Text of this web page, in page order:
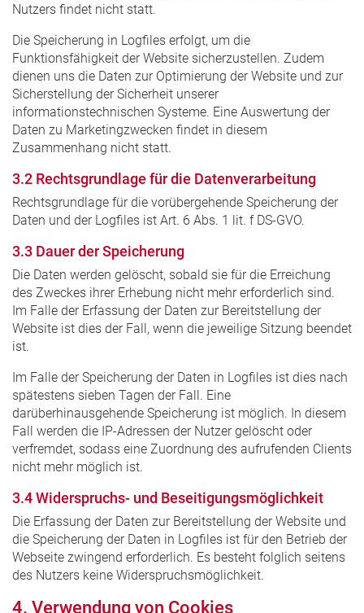
Nutzers findet nicht statt.
Die Speicherung in Logfiles erfolgt, um die
Funktionsfähigkeit der Website sicherzustellen. Zudem
dienen uns die Daten zur Optimierung der Website und zur
Sicherstellung der Sicherheit unserer
informationstechnischen Systeme. Eine Auswertung der
Daten zu Marketingzwecken findet in diesem
Zusammenhang nicht statt.
3.2 Rechtsgrundlage für die Datenverarbeitung
Rechtsgrundlage für die vorübergehende Speicherung der
Daten und der Logfiles ist Art. 6 Abs. 1 lit. f DS-GVO.
3.3 Dauer der Speicherung
Die Daten werden gelöscht, sobald sie für die Erreichung
des Zweckes ihrer Erhebung nicht mehr erforderlich sind.
Im Falle der Erfassung der Daten zur Bereitstellung der
Website ist dies der Fall, wenn die jeweilige Sitzung beendet
ist.
Im Falle der Speicherung der Daten in Logfiles ist dies nach
spätestens sieben Tagen der Fall. Eine
darüberhinausgehende Speicherung ist möglich. In diesem
Fall werden die IP-Adressen der Nutzer gelöscht oder
verfremdet, sodass eine Zuordnung des aufrufenden Clients
nicht mehr möglich ist.
3.4 Widerspruchs- und Beseitigungsmöglichkeit
Die Erfassung der Daten zur Bereitstellung der Website und
die Speicherung der Daten in Logfiles ist für den Betrieb der
Webseite zwingend erforderlich. Es besteht folglich seitens
des Nutzers keine Widerspruchsmöglichkeit.
4. Verwendung von Cookies